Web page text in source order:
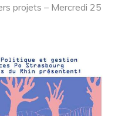
projets – Mercredi 25